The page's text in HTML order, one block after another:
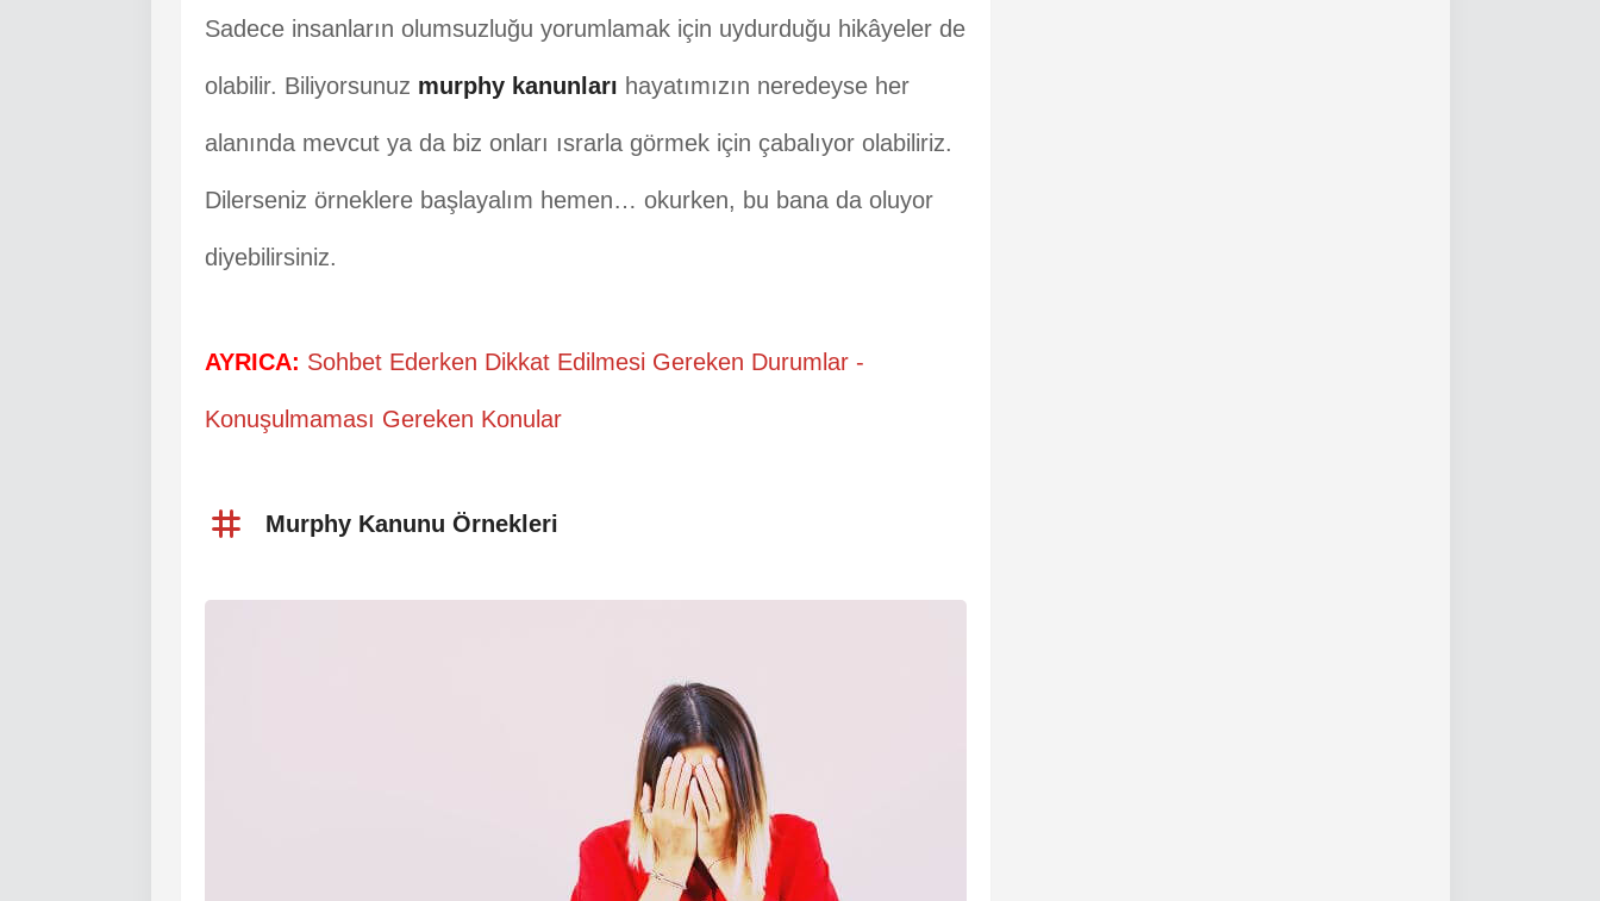
Sadece insanların olumsuzluğu yorumlamak için uydurduğu hikâyeler de
olabilir. Biliyorsunuz murphy kanunları hayatımızın neredeyse her
alanında mevcut ya da biz onları ısrarla görmek için çabalıyor olabiliriz.
Dilerseniz örneklere başlayalım hemen… okurken, bu bana da oluyor
diyebilirsiniz.
AYRICA: Sohbet Ederken Dikkat Edilmesi Gereken Durumlar -
Konuşulmaması Gereken Konular
Murphy Kanunu Örnekleri